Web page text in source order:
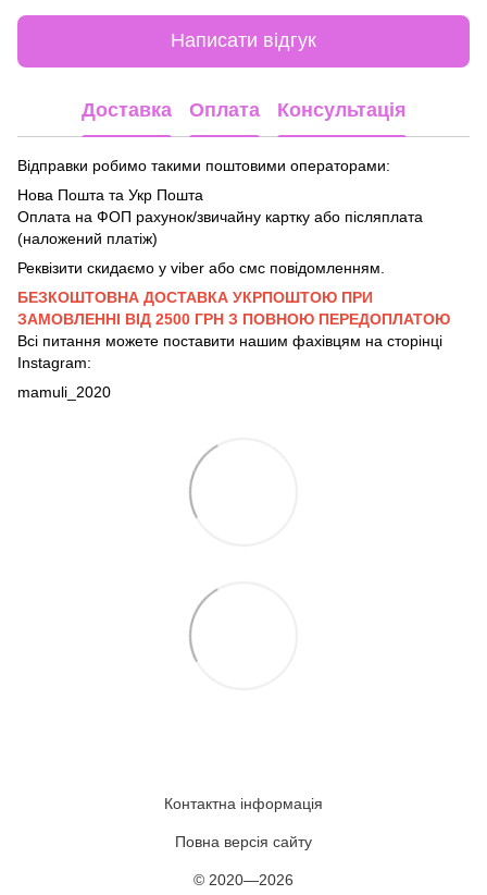
Написати відгук
Доставка Оплата Консультація
Відправки робимо такими поштовими операторами:
Нова Пошта та Укр Пошта
Оплата на ФОП рахунок/звичайну картку або післяплата
(наложений платіж)
Реквізити скидаємо у viber або смс повідомленням.
БЕЗКОШТОВНА ДОСТАВКА УКРПОШТОЮ ПРИ
ЗАМОВЛЕННІ ВІД 2500 ГРН З ПОВНОЮ ПЕРЕДОПЛАТОЮ
Всі питання можете поставити нашим фахівцям на сторінці
Instagram:
mamuli_2020
Контактна інформація
Повна версія сайту
© 2020—2026